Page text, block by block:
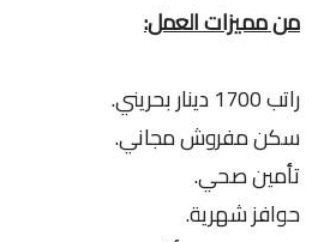
من مميزات العمل:
راتب 1700 دينار بحريني.
سكن مفروش مجاني.
تأمين صحي.
حوافز شهرية.